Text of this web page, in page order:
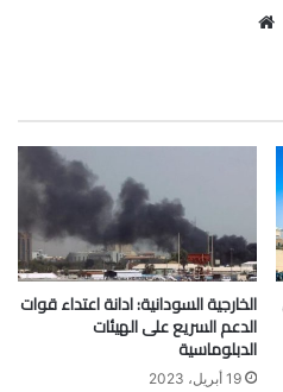
الخارجية السودانية: ادانة اعتداء قوات
الدعم السريع على الهيئات
الدبلوماسية
19 أبريل، 2023